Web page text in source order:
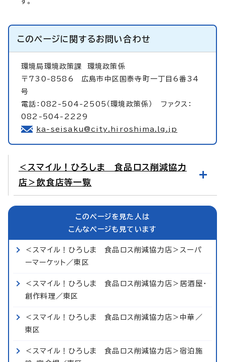
このページに関するお問い合わせ
環境局環境政策課 環境政策係
〒730-8586 広島市中区国泰寺町一丁目6番34
号
電話：082-504-2505（環境政策係） ファクス：
082-504-2229
ka-seisaku@city.hiroshima.lg.jp
＜スマイル！ひろしま 食品ロス削減協力
店＞飲食店等一覧
このページを見た人は
こんなページも見ています
＜スマイル！ひろしま 食品ロス削減協力店＞スーパ
ーマーケット／東区
＜スマイル！ひろしま 食品ロス削減協力店＞居酒屋・
創作料理／東区
＜スマイル！ひろしま 食品ロス削減協力店＞中華／
東区
＜スマイル！ひろしま 食品ロス削減協力店＞宿泊施